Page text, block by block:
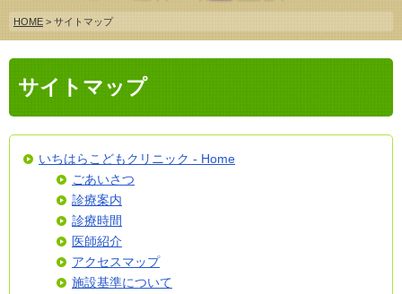
HOME > サイトマップ
サイトマップ
いちはらこどもクリニック - Home
ごあいさつ
診療案内
診療時間
医師紹介
アクセスマップ
施設基準について